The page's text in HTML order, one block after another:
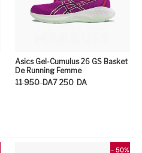
Asics Gel-Cumulus 26 GS Basket
De Running Femme
11 950 DA
Le prix initial était : 11 950DA.
7 250 DA
Le prix actuel est : 7 250DA.
- 50%